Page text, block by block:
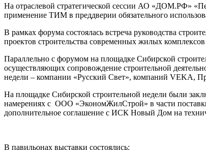
На отраслевой стратегической сессии АО «ДОМ.РФ»
применение ТИМ в преддверии обязательного
В рамках форума состоялась встреча руководства
проектов строительства современных жилых
Параллельно с форумом на площадке Сибирской
осуществляющих сопровождение строительной
недели – компании «Русский Свет», компаний VEKA,
На площадке Сибирской строительной недели были
намерениях с ООО «ЭкономЖилСтрой» в части
дополнительное соглашение с ИСК Новый Дом на
В павильонах выставки состоялись: